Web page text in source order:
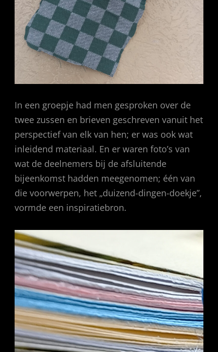
In een groepje had men gesproken over de
twee zussen en brieven geschreven vanuit het
perspectief van elk van hen; er was ook wat
inleidend materiaal. En er waren foto’s van
wat de deelnemers bij de afsluitende
bijeenkomst hadden meegenomen; één van
die voorwerpen, het „duizend-dingen-doekje”,
vormde een inspiratiebron.